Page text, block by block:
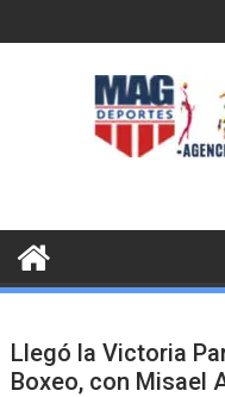
al
Llegó la Victoria
Boxeo, con Misael